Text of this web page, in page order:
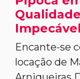
Encante-se
locação de